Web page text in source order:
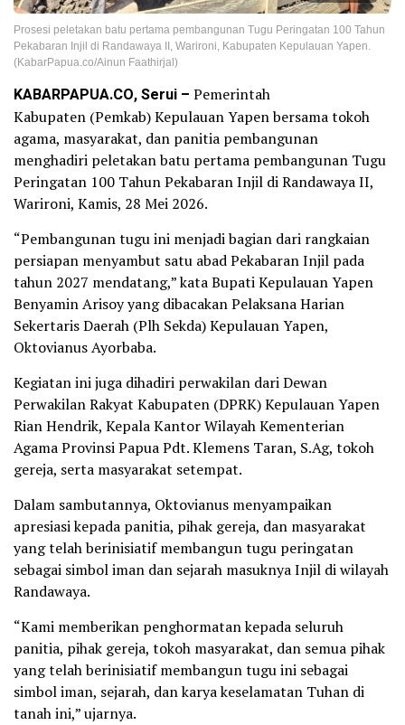
Prosesi peletakan batu pertama pembangunan Tugu Peringatan 100 Tahun
Pekabaran Injil di Randawaya II, Warironi, Kabupaten Kepulauan Yapen.
(KabarPapua.co/Ainun Faathirjal)
KABARPAPUA.CO, Serui – Pemerintah
Kabupaten (Pemkab) Kepulauan Yapen bersama tokoh
agama, masyarakat, dan panitia pembangunan
menghadiri peletakan batu pertama pembangunan Tugu
Peringatan 100 Tahun Pekabaran Injil di Randawaya II,
Warironi, Kamis, 28 Mei 2026.
“Pembangunan tugu ini menjadi bagian dari rangkaian
persiapan menyambut satu abad Pekabaran Injil pada
tahun 2027 mendatang,” kata Bupati Kepulauan Yapen
Benyamin Arisoy yang dibacakan Pelaksana Harian
Sekertaris Daerah (Plh Sekda) Kepulauan Yapen,
Oktovianus Ayorbaba.
Kegiatan ini juga dihadiri perwakilan dari Dewan
Perwakilan Rakyat Kabupaten (DPRK) Kepulauan Yapen
Rian Hendrik, Kepala Kantor Wilayah Kementerian
Agama Provinsi Papua Pdt. Klemens Taran, S.Ag, tokoh
gereja, serta masyarakat setempat.
Dalam sambutannya, Oktovianus menyampaikan
apresiasi kepada panitia, pihak gereja, dan masyarakat
yang telah berinisiatif membangun tugu peringatan
sebagai simbol iman dan sejarah masuknya Injil di wilayah
Randawaya.
“Kami memberikan penghormatan kepada seluruh
panitia, pihak gereja, tokoh masyarakat, dan semua pihak
yang telah berinisiatif membangun tugu ini sebagai
simbol iman, sejarah, dan karya keselamatan Tuhan di
tanah ini,” ujarnya.